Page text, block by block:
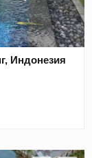
Индонезия